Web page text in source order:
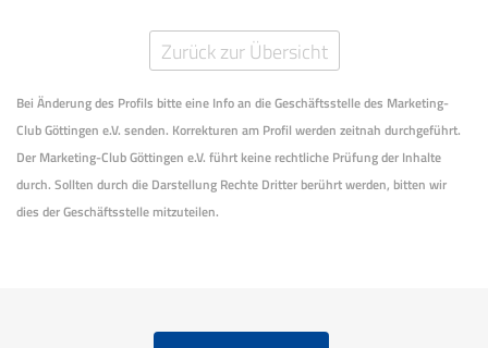
Zurück zur Übersicht
Bei Änderung des Profils bitte eine Info an die Geschäftsstelle des Marketing-
Club Göttingen e.V. senden. Korrekturen am Profil werden zeitnah durchgeführt.
Der Marketing-Club Göttingen e.V. führt keine rechtliche Prüfung der Inhalte
durch. Sollten durch die Darstellung Rechte Dritter berührt werden, bitten wir
dies der Geschäftsstelle mitzuteilen.